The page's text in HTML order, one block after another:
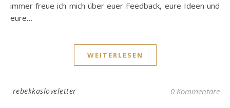
immer freue ich mich über euer Feedback, eure Ideen und
eure…
WEITERLESEN
rebekkasloveletter 0 Kommentare